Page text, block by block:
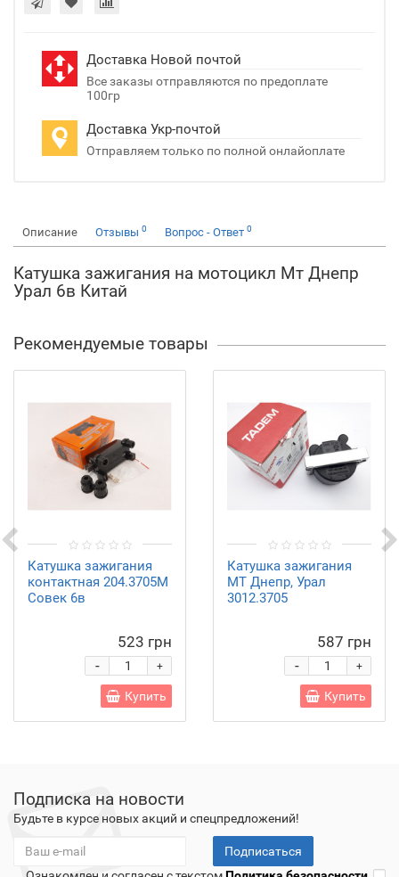
Доставка Новой почтой
Все заказы отправляются по предоплате
100гр
Доставка Укр-почтой
Отправляем только по полной онлайоплате
Описание Отзывы 0 Вопрос - Ответ 0
Катушка зажигания на мотоцикл Мт Днепр
Урал 6в Китай
Рекомендуемые товары
Катушка зажигания
контактная 204.3705М
Совек 6в
523 грн
+
-
Купить
Катушка зажигания
МТ Днепр, Урал
3012.3705
587 грн
+
-
Купить
Подписка на новости
Будьте в курсе новых акций и спецпредложений!
Подписаться